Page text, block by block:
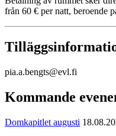
från 60 € per natt, beroende
pia.a.bengts@evl.fi
Kommande
Domkapitlet augusti